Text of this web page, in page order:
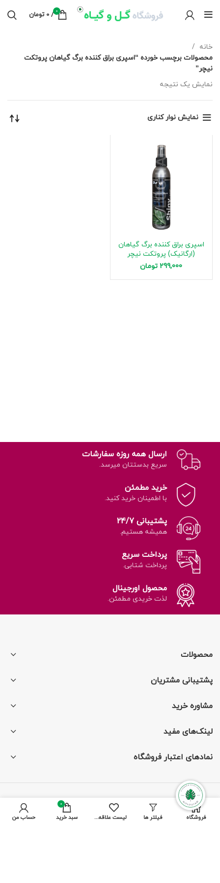
0
/
0 تومان
خانه
محصولات برچسب خورده “اسپری براق کننده برگ گیاهان پروتکت
نیچر”
نمایش یک نتیجه
نمایش نوار کناری
اسپری براق کننده برگ گیاهان
(ارگانیک) پروتکت نیچر
299,000 تومان
ارسال همه روزه سفارشات
سریع بدستتان میرسد.
خرید مطمئن
با اطمینان خرید کنید.
پشتیبانی 24/7
همیشه هستیم.
پرداخت سریع
پرداخت شتابی.
محصول اورجینال
لذت خریدی مطمئن.
محصولات
پشتیبانی مشتریان
مشاوره خرید
لینک‌های مفید
نمادهای اعتبار فروشگاه
با ما همراه باشید
فروشگاه فیلتر ها لیست علاقه مندی ها
0
سبد خرید حساب من